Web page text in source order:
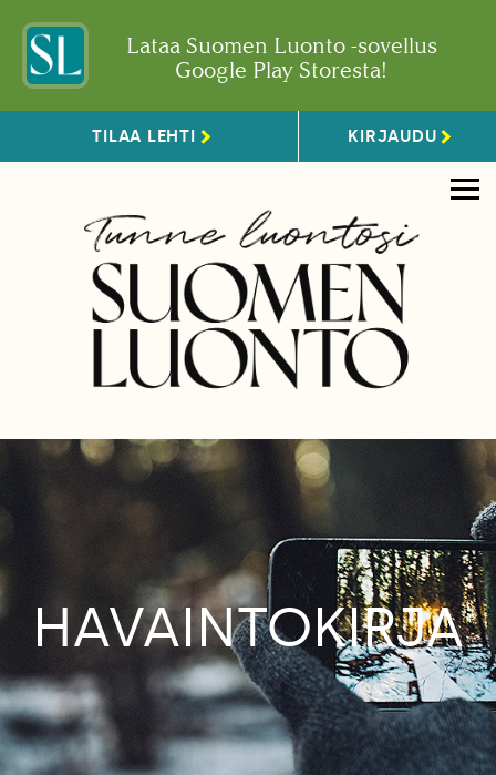
Lataa Suomen Luonto -sovellus
Google Play Storesta!
TILAA LEHTI KIRJAUDU
HAVAINTOKIRJA